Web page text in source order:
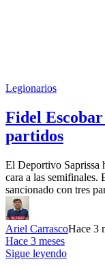
Legionarios
Fidel
partidos
El Deportivo Saprissa
cara a las semifinales.
sancionado con tres
Ariel CarrascoHace 3
Hace 3 meses
Sigue leyendo